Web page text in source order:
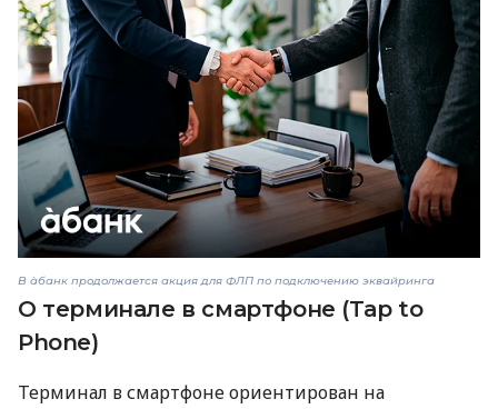
В àбанк продолжается акция для ФЛП по подключению эквайринга
О терминале в смартфоне (Tap to
Phone)
Терминал в смартфоне ориентирован на